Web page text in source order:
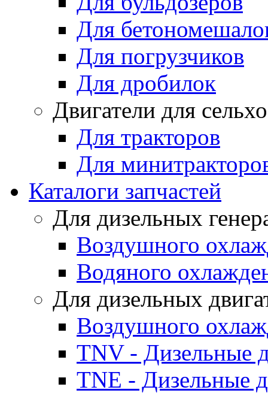
Для
Для погрузчиков
Для дробилок
Двигатели для
Для тракторов
Для
Каталоги запчастей
Для дизельных
Воздушного
Водяного
Для дизельных
Воздушного
TNV - Дизельные
TNE - Дизельные